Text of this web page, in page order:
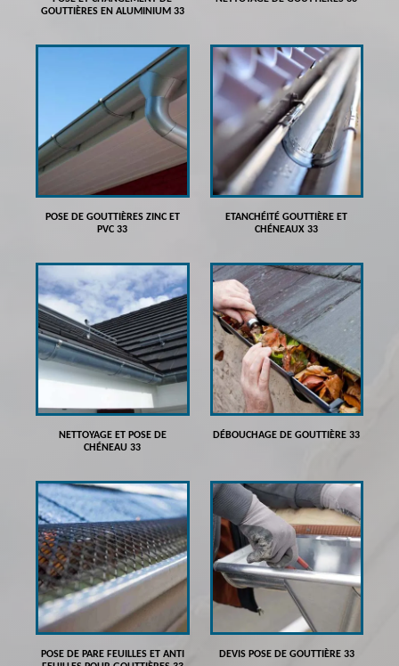
GOUTTIÈRES EN ALUMINIUM 33
POSE DE GOUTTIÈRES ZINC ET
PVC 33
ETANCHÉITÉ GOUTTIÈRE ET
CHÉNEAUX 33
NETTOYAGE ET POSE DE
CHÉNEAU 33
DÉBOUCHAGE DE GOUTTIÈRE 33
POSE DE PARE FEUILLES ET ANTI
DEVIS POSE DE GOUTTIÈRE 33